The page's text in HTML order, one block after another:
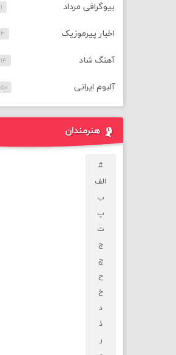
بیوگرافی مرداد ۱
اخبار پیرموزیک ۳
آهنگ شاد ۱۴
آلبوم ایرانی ۵۰
هنرمندان
#
الف
ب
پ
ت
ج
چ
ح
خ
د
ذ
ر